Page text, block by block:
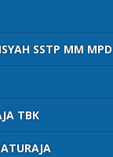
SSTP MM MPD
TBK